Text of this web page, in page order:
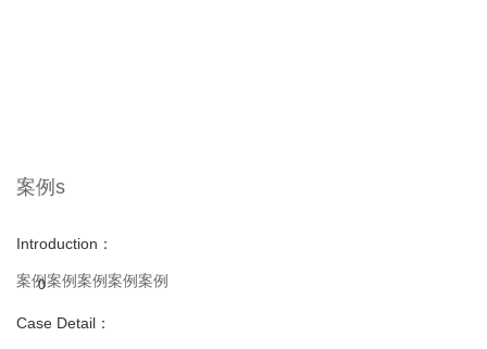
案例s
Introduction：
案例案例案例案例案例
0
Case Detail：